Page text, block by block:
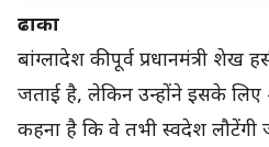
ढाका
बांग्लादेश की पूर्व प्रधानमंत्री शेख
जताई है, लेकिन उन्होंने इसके लिए
कहना है कि वे तभी स्वदेश लौटेंगी